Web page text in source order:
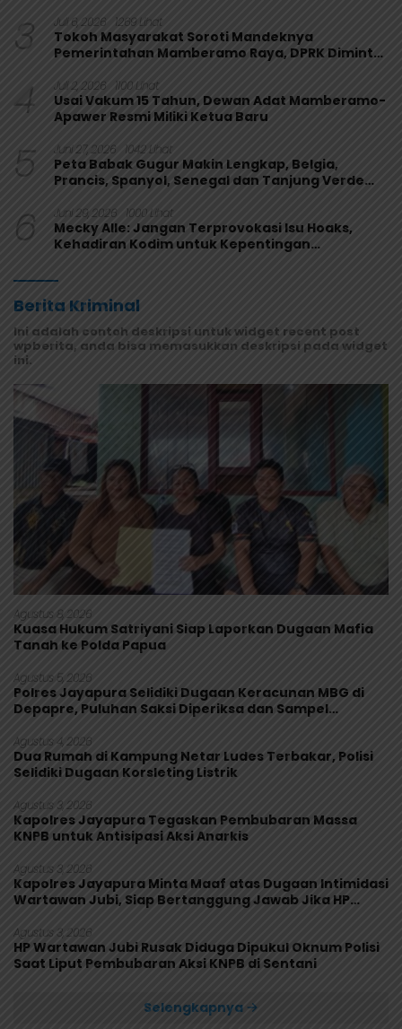
3 Juli 6, 2026 1269 Lihat
Tokoh Masyarakat Soroti Mandeknya
Pemerintahan Mamberamo Raya, DPRK Diminta
4 Juli 2, 2026 1100 Lihat
Usai Vakum 15 Tahun, Dewan Adat Mamberamo-
Apawer Resmi Miliki Ketua Baru
5 Juni 27, 2026 1042 Lihat
Peta Babak Gugur Makin Lengkap, Belgia,
Prancis, Spanyol, Senegal dan Tanjung Verde
6 Juni 29, 2026 1000 Lihat
Mecky Alle: Jangan Terprovokasi Isu Hoaks,
Kehadiran Kodim untuk Kepentingan
Berita Kriminal
Ini adalah contoh deskripsi untuk widget recent post
wpberita, anda bisa memasukkan deskripsi pada widget
ini.
Agustus 8, 2026
Kuasa Hukum Satriyani Siap Laporkan Dugaan Mafia
Tanah ke Polda Papua
Agustus 5, 2026
Polres Jayapura Selidiki Dugaan Keracunan MBG di
Depapre, Puluhan Saksi Diperiksa dan Sampel
Agustus 4, 2026
Dua Rumah di Kampung Netar Ludes Terbakar, Polisi
Selidiki Dugaan Korsleting Listrik
Agustus 3, 2026
Kapolres Jayapura Tegaskan Pembubaran Massa
KNPB untuk Antisipasi Aksi Anarkis
Agustus 3, 2026
Kapolres Jayapura Minta Maaf atas Dugaan Intimidasi
Wartawan Jubi, Siap Bertanggung Jawab Jika HP
Agustus 3, 2026
HP Wartawan Jubi Rusak Diduga Dipukul Oknum Polisi
Saat Liput Pembubaran Aksi KNPB di Sentani
Selengkapnya